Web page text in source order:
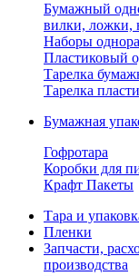
Бумажный
вилки, ложки,
Наборы
Пластиковый
Тарелка
Тарелка
Бумажная
Гофротара
Коробки для
Крафт Пакеты
Тара и
Пленки
Запчасти,
производства